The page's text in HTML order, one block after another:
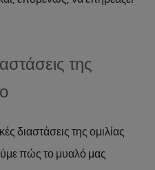
της
διαστάσεις της ομιλίας
πώς το μυαλό μας